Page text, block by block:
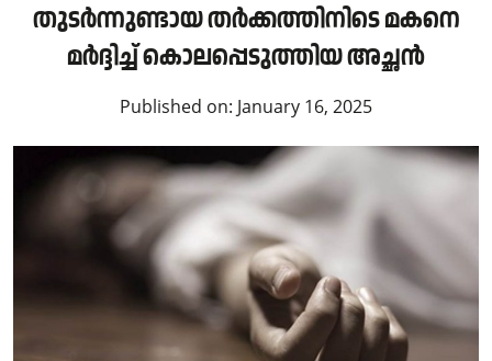
തുടർന്നുണ്ടായ തർക്കത്തിനിടെ മകനെ
മ‍ർദ്ദിച്ച് കൊലപ്പെടുത്തിയ അച്ഛൻ
Published on: January 16, 2025